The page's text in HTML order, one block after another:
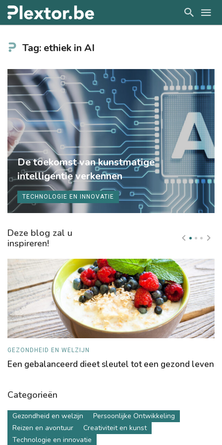
Tag: ethiek in AI
TECHNOLOGIE EN INNOVATIE
De toekomst van kunstmatige
intelligentie verkennen
Deze blog zal u
inspireren!
GEZONDHEID EN WELZIJN
Een gebalanceerd dieet sleutel tot een gezond leven
Categorieën
Gezondheid en welzijn
Persoonlijke Ontwikkeling
Reizen en avontuur
Creativiteit en kunst
Technologie en innovatie